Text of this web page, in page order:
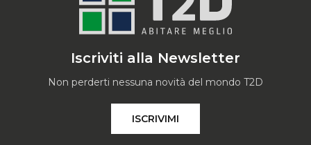
Iscriviti alla Newsletter
Non perderti nessuna novità del mondo T2D
ISCRIVIMI